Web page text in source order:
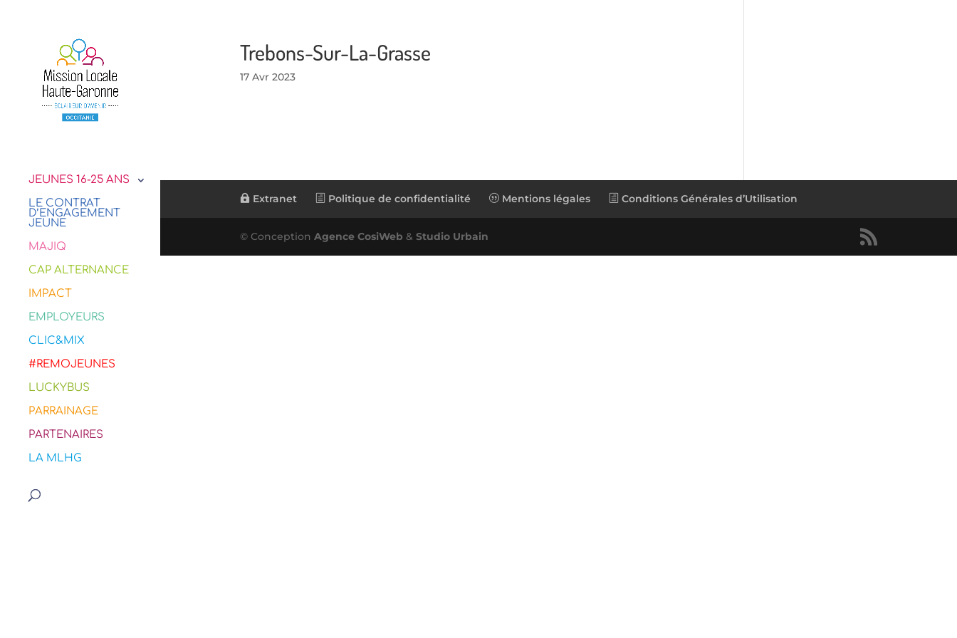
JEUNES 16-25 ANS
LE CONTRAT
D’ENGAGEMENT
JEUNE
MAJIQ
CAP ALTERNANCE
IMPACT
EMPLOYEURS
CLIC&MIX
#REMOJEUNES
LUCKYBUS
PARRAINAGE
PARTENAIRES
LA MLHG
Trebons-Sur-La-Grasse
17 Avr 2023
Extranet Politique de confidentialité Mentions légales Conditions Générales d’Utilisation
© Conception Agence CosiWeb & Studio Urbain